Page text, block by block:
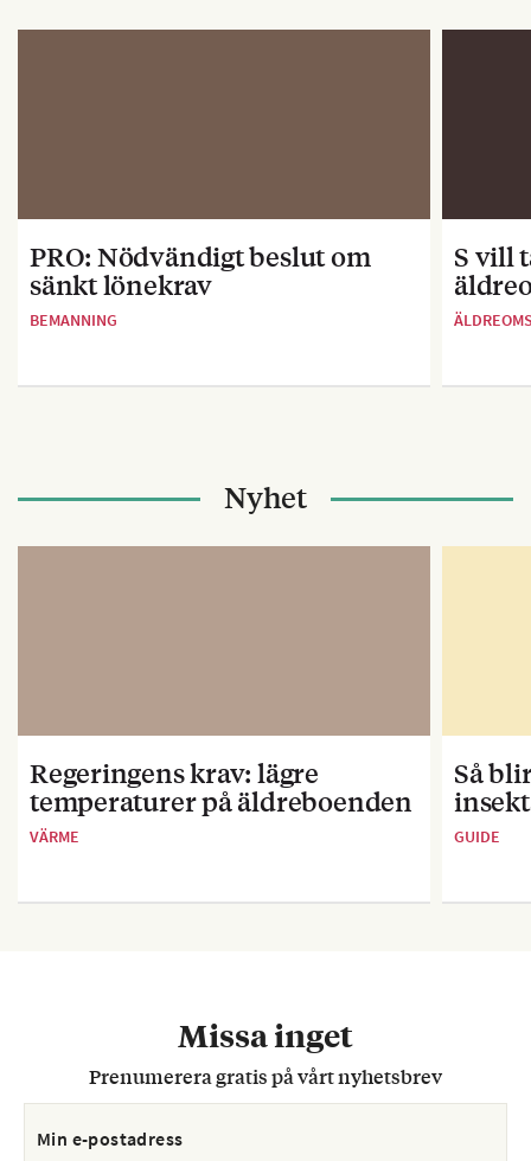
PRO: Nödvändigt beslut om
sänkt lönekrav
BEMANNING
S vill
Nyhet
Regeringens krav: lägre
temperaturer på äldreboenden
VÄRME
Så
GUIDE
Missa inget
Prenumerera gratis på vårt nyhetsbrev